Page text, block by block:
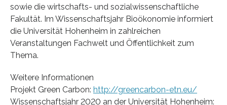
sowie die wirtschafts- und sozialwissenschaftliche
Fakultät. Im Wissenschaftsjahr Bioökonomie informiert
die Universität Hohenheim in zahlreichen
Veranstaltungen Fachwelt und Öffentlichkeit zum
Thema.
Weitere Informationen
Projekt Green Carbon: http://greencarbon-etn.eu/
Wissenschaftsjahr 2020 an der Universität Hohenheim: